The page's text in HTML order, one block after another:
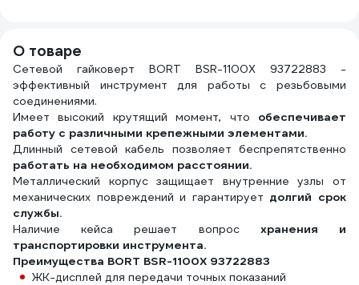
О товаре
Сетевой гайковерт BORT BSR-1100X 93722883 -
эффективный инструмент для работы с резьбовыми
соединениями.
Имеет высокий крутящий момент, что обеспечивает
работу с различными крепежными элементами.
Длинный сетевой кабель позволяет беспрепятственно
работать на необходимом расстоянии.
Металлический корпус защищает внутренние узлы от
механических повреждений и гарантирует долгий срок
службы.
Наличие кейса решает вопросхранения и
транспортировки инструмента.
Преимущества BORT BSR-1100X 93722883
ЖК-дисплей для передачи точных показаний